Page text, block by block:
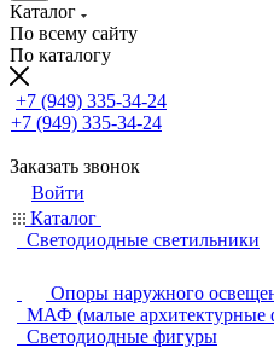
Каталог
По всему сайту
По каталогу
+7 (949) 335-34-24
+7 (949) 335-34-24
Заказать звонок
Войти
Каталог
Светодиодные светильники
Опоры наружного
МАФ (малые архитектурные
Светодиодные фигуры